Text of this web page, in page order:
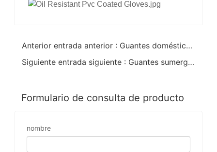
Anterior entrada anterior : Guantes domésticos de pvc de colores
Siguiente entrada siguiente : Guantes sumergidos de PVC verde enclavamiento liner 16inch
Formulario de consulta de producto
nombre